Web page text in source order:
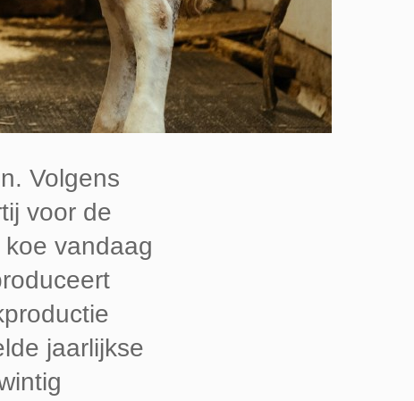
Volgens
voor de
vandaag
jaarlijkse